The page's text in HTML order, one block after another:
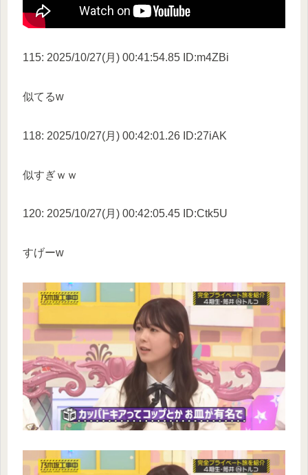
115: 2025/10/27(月) 00:41:54.85 ID:m4ZBi
似てるw
118: 2025/10/27(月) 00:42:01.26 ID:27iAK
似すぎｗｗ
120: 2025/10/27(月) 00:42:05.45 ID:Ctk5U
すげーw